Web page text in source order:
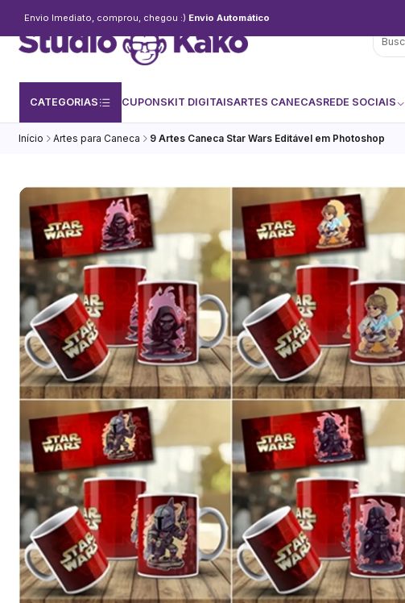
CATEGORIAS CUPONSKIT DIGITAISARTES CANECASREDE SOCIAIS
Envio Imediato, comprou, chegou :) Envio Automático
Início Artes para Caneca 9 Artes Caneca Star Wars Editável em Photoshop